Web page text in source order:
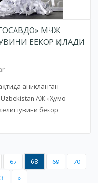
МЧЖ
БЕКОР ҚИЛАДИ
аниқланган
АЖ «Ҳумо
бекор
67 68 69
70
»